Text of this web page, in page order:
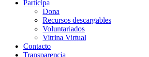
Participa
Dona
Recursos descargables
Voluntariados
Vitrina Virtual
Contacto
Transparencia